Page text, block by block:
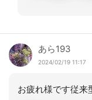
あら193
2024/02/19 11:17